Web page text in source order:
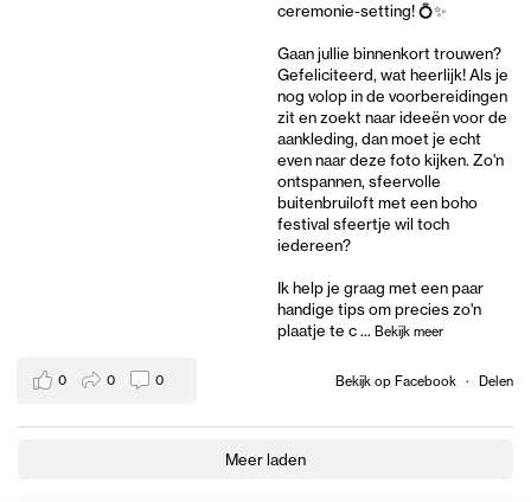
ceremonie-setting! 💍✨
Gaan jullie binnenkort trouwen?
Gefeliciteerd, wat heerlijk! Als je
nog volop in de voorbereidingen
zit en zoekt naar ideeën voor de
aankleding, dan moet je echt
even naar deze foto kijken. Zo'n
ontspannen, sfeervolle
buitenbruiloft met een boho
festival sfeertje wil toch
iedereen?
Ik help je graag met een paar
handige tips om precies zo'n
plaatje te c... Bekijk meer
Bekijk op Facebook · Delen
0 0 0
Meer laden